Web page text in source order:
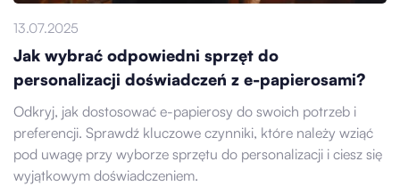
13.07.2025
Jak wybrać odpowiedni sprzęt do
personalizacji doświadczeń z e-papierosami?
Odkryj, jak dostosować e-papierosy do swoich potrzeb i
preferencji. Sprawdź kluczowe czynniki, które należy wziąć
pod uwagę przy wyborze sprzętu do personalizacji i ciesz się
wyjątkowym doświadczeniem.